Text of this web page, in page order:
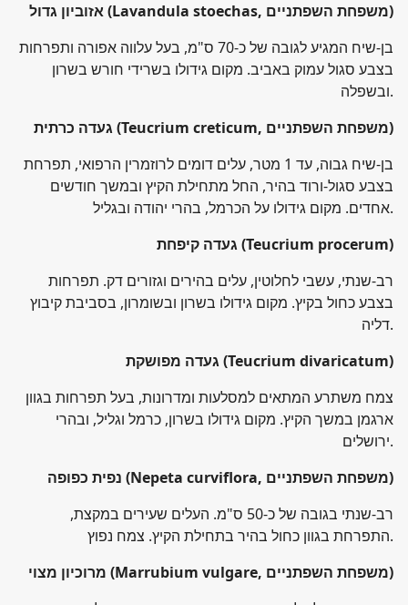
אזוביון גדול
(Lavandula stoechas, משפחת השפתניים)
בן-שיח המגיע לגובה של כ-70 ס"מ, בעל עלווה אפורה ותפרחות
בצבע סגול עמוק באביב. מקום גידולו בשרידי חורש בשרון
ובשפלה.
געדה כרתית
(Teucrium creticum, משפחת השפתניים)
בן-שיח גבוה, עד 1 מטר, עלים דומים לרוזמרין הרפואי, תפרחת
בצבע סגול-ורוד בהיר, החל מתחילת הקיץ ובמשך חודשים
אחדים. מקום גידולו על הכרמל, בהרי יהודה ובגליל.
געדה קיפחת(Teucrium procerum)
רב-שנתי, עשבי לחלוטין, עלים בהירים וגזורים דק. תפרחות
בצבע כחול בקיץ. מקום גידולו בשרון ובשומרון, בסביבת קיבוץ
דליה.
געדה מפושקת(Teucrium divaricatum)
צמח משתרע המתאים למסלעות ומדרונות, בעל תפרחות בגוון
ארגמן במשך הקיץ. מקום גידולו בשרון, כרמל וגליל, ובהרי
ירושלים.
נפית כפופה
(Nepeta curviflora, משפחת השפתניים)
רב-שנתי בגובה של כ-50 ס"מ. העלים שעירים במקצת,
התפרחת בגוון כחול בהיר בתחילת הקיץ. צמח נפוץ.
מרוכיון מצוי
(Marrubium vulgare, משפחת השפתניים)